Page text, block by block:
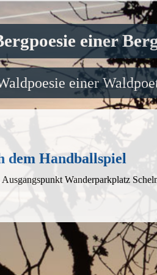
einer
einer
dem Handballspiel
Wanderparkplatz